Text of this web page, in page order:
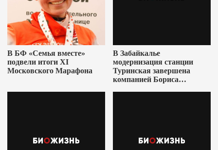
В БФ «Семья вместе»
подвели итоги XI
Московского Марафона
В Забайкалье
модернизация станции
Туринская завершена
компанией Бориса